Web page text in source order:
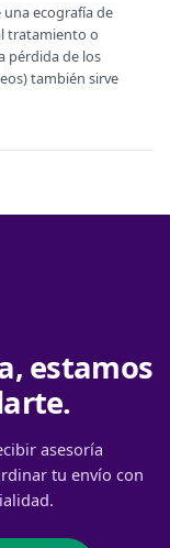
ecografía de
tratamiento o
pérdida de los
también sirve
estamos
asesoría
tu envío con